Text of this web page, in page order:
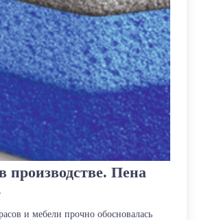
производстве. Пена
и мебели прочно обосновалась